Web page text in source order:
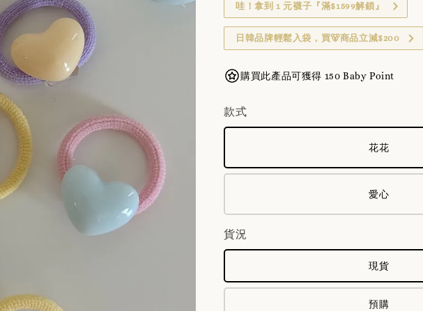
哇！拿到 1 元襪子『滿$1599解鎖』
日韓品牌輕鬆入袋，買🐻商品立減$200
購買此產品可獲得 150 Baby Point
款式
花花
愛心
貨況
現貨
預購